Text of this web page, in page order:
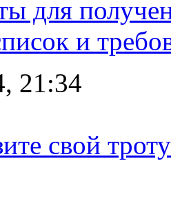
для
и
21:34
свой